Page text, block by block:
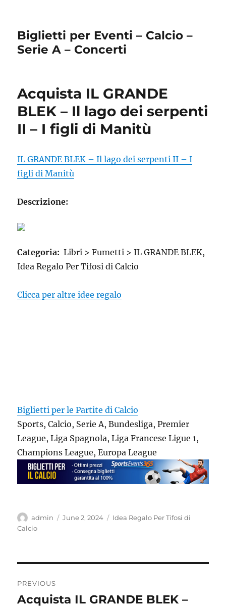
Biglietti per Eventi – Calcio –
Serie A – Concerti
Acquista IL GRANDE
BLEK – Il lago dei serpenti
II – I figli di Manitù
IL GRANDE BLEK – Il lago dei serpenti II – I
figli di Manitù
Descrizione:
Categoria: Libri > Fumetti > IL GRANDE BLEK,
Idea Regalo Per Tifosi di Calcio
Clicca per altre idee regalo
Biglietti per le Partite di Calcio
Sports, Calcio, Serie A, Bundesliga, Premier
League, Liga Spagnola, Liga Francese Ligue 1,
Champions League, Europa League
Author
admin
Posted
June 2, 2024 Categories
Idea Regalo Per Tifosi di
Calcio
navigation
PREVIOUS
Previous
Acquista IL GRANDE BLEK –